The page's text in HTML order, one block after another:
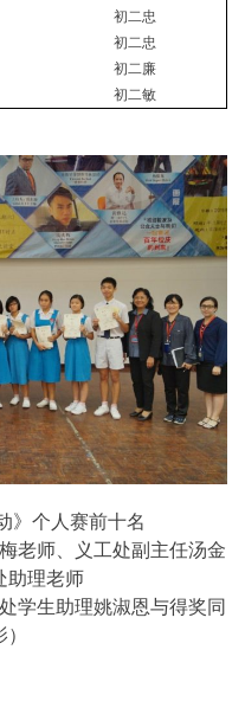
初二忠
初二忠
初二廉
初二敏
》个人赛前十名
老师、义工处副主任汤金
助理老师
学生助理姚淑恩与得奖同